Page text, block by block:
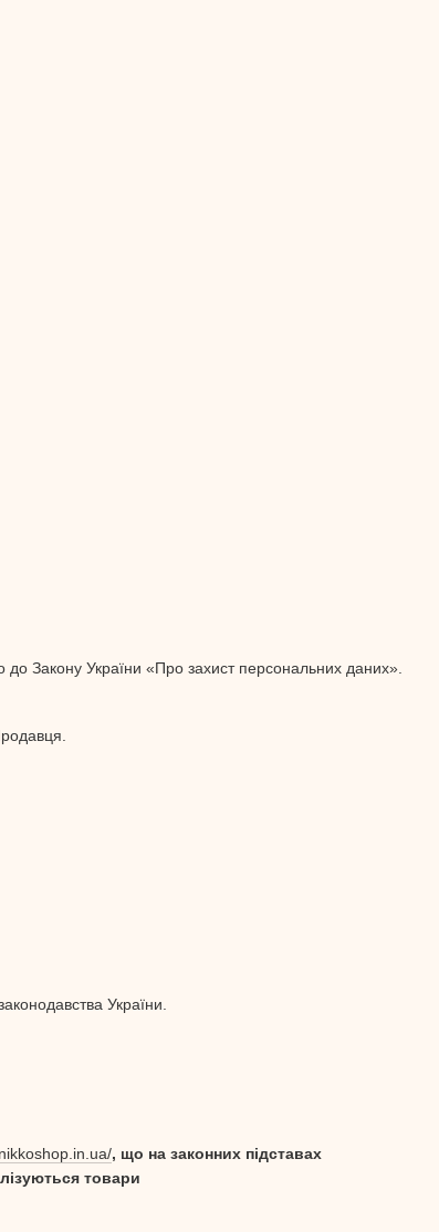
Закону України «Про захист персональних даних».
України.
, що на законних підставах
товари